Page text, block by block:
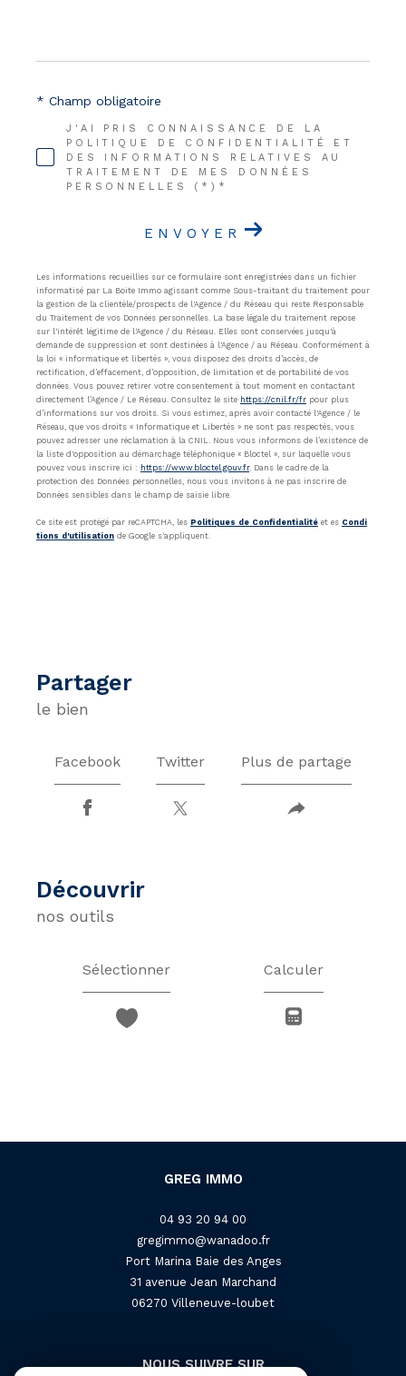
J'AI PRIS CONNAISSANCE DE LA
POLITIQUE DE CONFIDENTIALITÉ ET
DES INFORMATIONS RELATIVES AU
TRAITEMENT DE MES DONNÉES
PERSONNELLES (*)*
* Champ obligatoire
ENVOYER
Les informations recueillies sur ce formulaire sont enregistrées dans un fichier
informatisé par La Boite Immo agissant comme Sous-traitant du traitement pour
la gestion de la clientèle/prospects de l'Agence / du Réseau qui reste Responsable
du Traitement de vos Données personnelles. La base légale du traitement repose
sur l'intérêt légitime de l'Agence / du Réseau. Elles sont conservées jusqu'à
demande de suppression et sont destinées à l'Agence / au Réseau. Conformément à
la loi « informatique et libertés », vous disposez des droits d’accès, de
rectification, d’effacement, d’opposition, de limitation et de portabilité de vos
données. Vous pouvez retirer votre consentement à tout moment en contactant
directement l’Agence / Le Réseau. Consultez le site https://cnil.fr/fr pour plus
d’informations sur vos droits. Si vous estimez, après avoir contacté l'Agence / le
Réseau, que vos droits « Informatique et Libertés » ne sont pas respectés, vous
pouvez adresser une réclamation à la CNIL. Nous vous informons de l’existence de
la liste d'opposition au démarchage téléphonique « Bloctel », sur laquelle vous
pouvez vous inscrire ici : https://www.bloctel.gouv.fr. Dans le cadre de la
protection des Données personnelles, nous vous invitons à ne pas inscrire de
Données sensibles dans le champ de saisie libre.
Ce site est protégé par reCAPTCHA, les Politiques de Confidentialité et es Condi
tions d'utilisation de Google s'appliquent.
partager
le bien
Facebook Twitter Plus de partage
découvrir
nos outils
Sélectionner Calculer
GREG IMMO
04 93 20 94 00
gregimmo@wanadoo.fr
Port Marina Baie des Anges
31 avenue Jean Marchand
06270
villeneuve-loubet
NOUS SUIVRE SUR